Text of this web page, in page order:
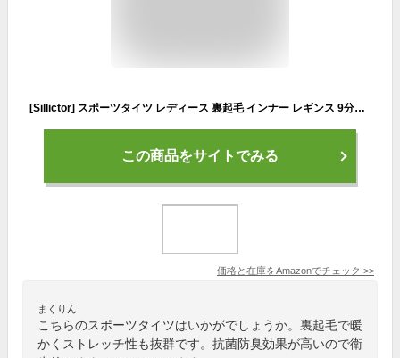
[Sillictor] スポーツタイツ レディース 裏起毛 インナー レギンス 9分丈 タイツ トレーニング アンダーウェア コンプレッション【通気保温・抗菌防臭】 5022 ブラック L
この商品をサイトでみる
価格と在庫をAmazonでチェック >>
まくりん
こちらのスポーツタイツはいかがでしょうか。裏起毛で暖
かくストレッチ性も抜群です。抗菌防臭効果が高いので衛